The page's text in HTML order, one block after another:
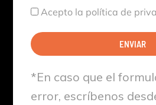
Aceptación
Acepto la política de
ENVIAR
*En caso que el
error, escríbenos